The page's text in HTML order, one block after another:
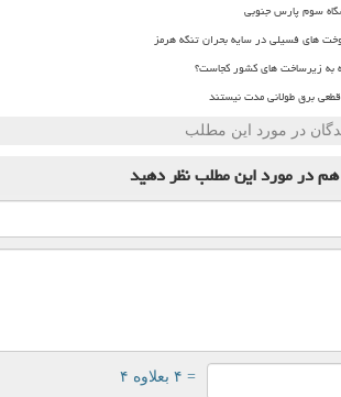
سوم پارس جنوبی
های فسیلی در سایه بحران تنگه هرمز
به زیرساخت های کشور کجاست؟
برق طولانی مدت نیستند
در مورد این مطلب
همدر مورد این مطلبنظر دهید
= ۴ بعلاوه ۴